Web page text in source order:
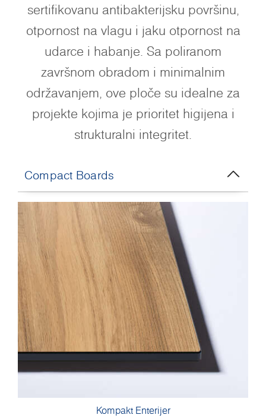
sertifikovanu antibakterijsku površinu,
otpornost na vlagu i jaku otpornost na
udarce i habanje. Sa poliranom
završnom obradom i minimalnim
održavanjem, ove ploče su idealne za
projekte kojima je prioritet higijena i
strukturalni integritet.
Compact Boards
Kompakt Enterijer